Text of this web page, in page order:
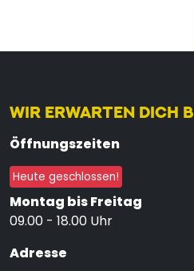
WIR ERWARTEN DICH
Öffnungszeiten
Heute geschlossen!
Montag bis Freitag
09.00 - 18.00 Uhr
Adresse